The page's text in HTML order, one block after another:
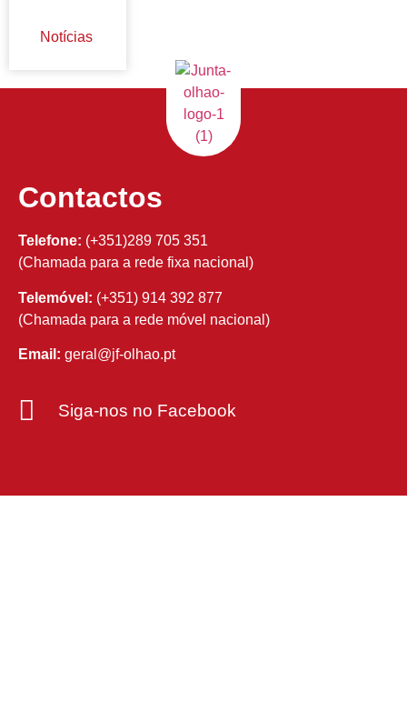
Notícias
Contactos
Telefone: (+351)289 705 351
(Chamada para a rede fixa nacional)
Telemóvel: (+351) 914 392 877
(Chamada para a rede móvel nacional)
Email: geral@jf-olhao.pt
Siga-nos no Facebook